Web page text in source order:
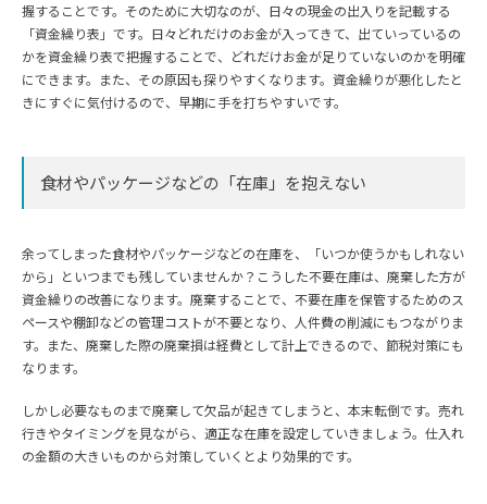
握することです。そのために大切なのが、日々の現金の出入りを記載する
「資金繰り表」です。日々どれだけのお金が入ってきて、出ていっているの
かを資金繰り表で把握することで、どれだけお金が足りていないのかを明確
にできます。また、その原因も探りやすくなります。資金繰りが悪化したと
きにすぐに気付けるので、早期に手を打ちやすいです。
食材やパッケージなどの「在庫」を抱えない
余ってしまった食材やパッケージなどの在庫を、「いつか使うかもしれない
から」といつまでも残していませんか？こうした不要在庫は、廃棄した方が
資金繰りの改善になります。廃棄することで、不要在庫を保管するためのス
ペースや棚卸などの管理コストが不要となり、人件費の削減にもつながりま
す。また、廃棄した際の廃棄損は経費として計上できるので、節税対策にも
なります。
しかし必要なものまで廃棄して欠品が起きてしまうと、本末転倒です。売れ
行きやタイミングを見ながら、適正な在庫を設定していきましょう。仕入れ
の金額の大きいものから対策していくとより効果的です。